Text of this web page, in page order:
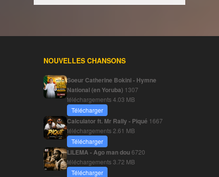
NOUVELLES CHANSONS
Soeur Catherine Bokini - Hymne
National (en Yoruba) 1307
téléchargements4.03 MB
Télécharger
Calculator ft. Mr Rally - Piqué 1667
téléchargements 2.61 MB
Télécharger
LILEMA - Ago man dou6720
téléchargements3.72 MB
Télécharger